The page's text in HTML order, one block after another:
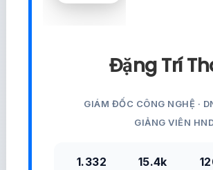
Đặng Trí
GIÁM ĐỐC CÔNG NGHỆ ·
GIẢNG VIÊN
1.332 15.4k